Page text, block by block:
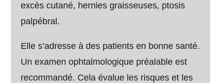
excès cutané, hernies graisseuses, ptosis
palpébral.
Elle s’adresse à des patients en bonne santé.
Un examen ophtalmologique préalable est
recommandé. Cela évalue les risques et les